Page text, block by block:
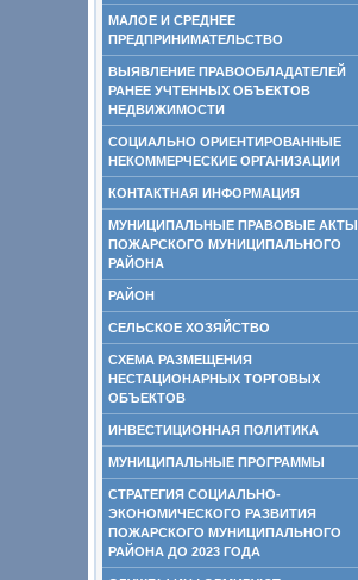
МАЛОЕ И СРЕДНЕЕ
ПРЕДПРИНИМАТЕЛЬСТВО
ВЫЯВЛЕНИЕ ПРАВООБЛАДАТЕЛЕЙ
РАНЕЕ УЧТЕННЫХ ОБЪЕКТОВ
НЕДВИЖИМОСТИ
СОЦИАЛЬНО ОРИЕНТИРОВАННЫЕ
НЕКОММЕРЧЕСКИЕ ОРГАНИЗАЦИИ
КОНТАКТНАЯ ИНФОРМАЦИЯ
МУНИЦИПАЛЬНЫЕ ПРАВОВЫЕ АКТЫ
ПОЖАРСКОГО МУНИЦИПАЛЬНОГО
РАЙОНА
РАЙОН
СЕЛЬСКОЕ ХОЗЯЙСТВО
СХЕМА РАЗМЕЩЕНИЯ
НЕСТАЦИОНАРНЫХ ТОРГОВЫХ
ОБЪЕКТОВ
ИНВЕСТИЦИОННАЯ ПОЛИТИКА
МУНИЦИПАЛЬНЫЕ ПРОГРАММЫ
СТРАТЕГИЯ СОЦИАЛЬНО-
ЭКОНОМИЧЕСКОГО РАЗВИТИЯ
ПОЖАРСКОГО МУНИЦИПАЛЬНОГО
РАЙОНА ДО 2023 ГОДА